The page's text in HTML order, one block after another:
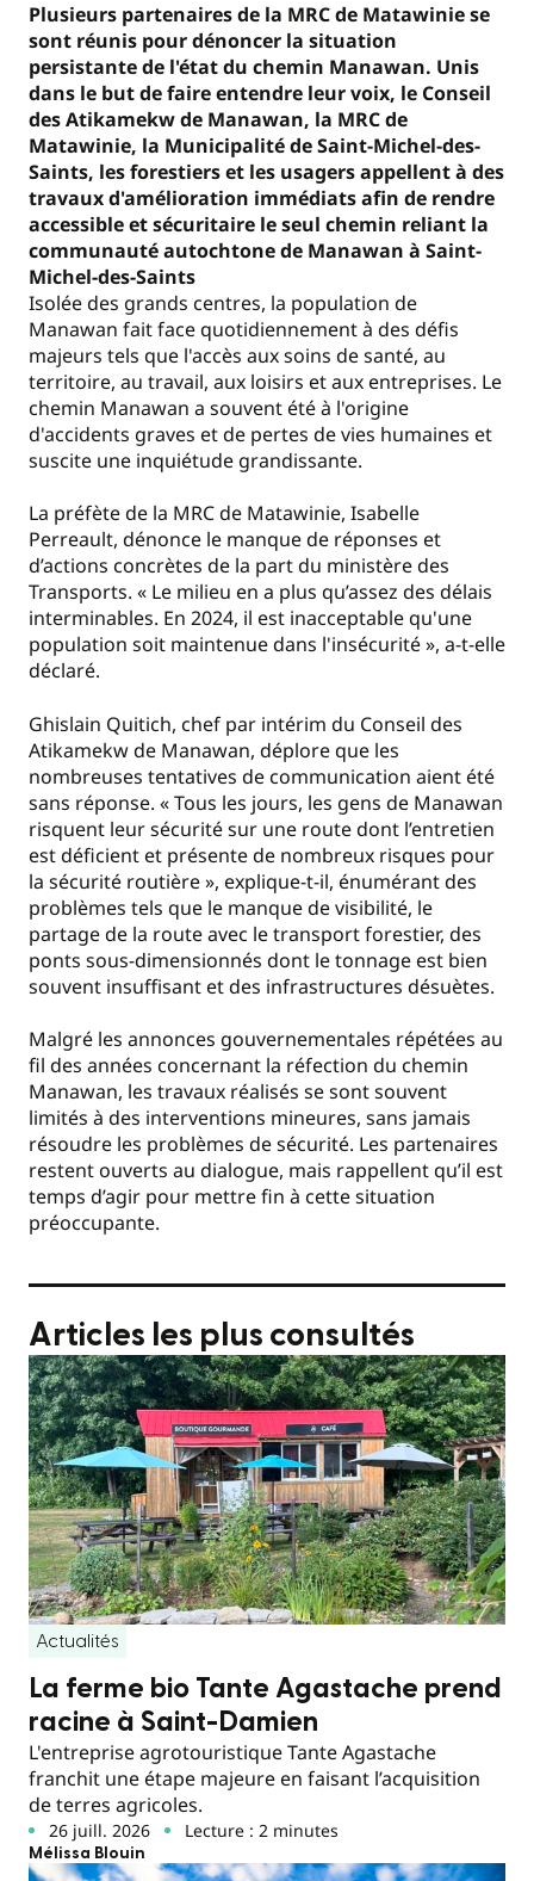
Plusieurs partenaires de la MRC de Matawinie se
sont réunis pour dénoncer la situation
persistante de l'état du chemin Manawan. Unis
dans le but de faire entendre leur voix, le Conseil
des Atikamekw de Manawan, la MRC de
Matawinie, la Municipalité de Saint-Michel-des-
Saints, les forestiers et les usagers appellent à des
travaux d'amélioration immédiats afin de rendre
accessible et sécuritaire le seul chemin reliant la
communauté autochtone de Manawan à Saint-
Michel-des-Saints
Isolée des grands centres, la population de
Manawan fait face quotidiennement à des défis
majeurs tels que l'accès aux soins de santé, au
territoire, au travail, aux loisirs et aux entreprises. Le
chemin Manawan a souvent été à l'origine
d'accidents graves et de pertes de vies humaines et
suscite une inquiétude grandissante.
La préfète de la MRC de Matawinie, Isabelle
Perreault, dénonce le manque de réponses et
d’actions concrètes de la part du ministère des
Transports. « Le milieu en a plus qu’assez des délais
interminables. En 2024, il est inacceptable qu'une
population soit maintenue dans l'insécurité », a-t-elle
déclaré.
Ghislain Quitich, chef par intérim du Conseil des
Atikamekw de Manawan, déplore que les
nombreuses tentatives de communication aient été
sans réponse. « Tous les jours, les gens de Manawan
risquent leur sécurité sur une route dont l’entretien
est déficient et présente de nombreux risques pour
la sécurité routière », explique-t-il, énumérant des
problèmes tels que le manque de visibilité, le
partage de la route avec le transport forestier, des
ponts sous-dimensionnés dont le tonnage est bien
souvent insuffisant et des infrastructures désuètes.
Malgré les annonces gouvernementales répétées au
fil des années concernant la réfection du chemin
Manawan, les travaux réalisés se sont souvent
limités à des interventions mineures, sans jamais
résoudre les problèmes de sécurité. Les partenaires
restent ouverts au dialogue, mais rappellent qu’il est
temps d’agir pour mettre fin à cette situation
préoccupante.
Articles les plus consultés
Actualités
La ferme bio Tante Agastache prend
racine à Saint-Damien
L'entreprise agrotouristique Tante Agastache
franchit une étape majeure en faisant l’acquisition
de terres agricoles.
26 juill. 2026 Lecture : 2 minutes
Mélissa Blouin